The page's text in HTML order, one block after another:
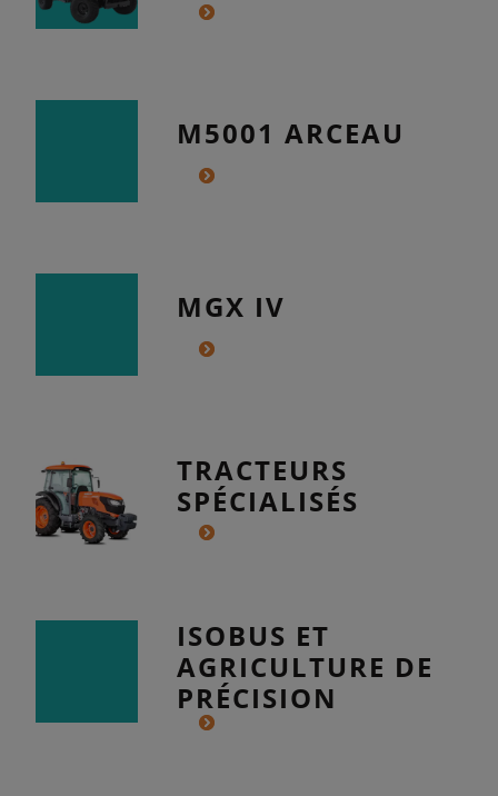
M5001 ARCEAU
MGX IV
TRACTEURS
SPÉCIALISÉS
ISOBUS ET
AGRICULTURE DE
PRÉCISION